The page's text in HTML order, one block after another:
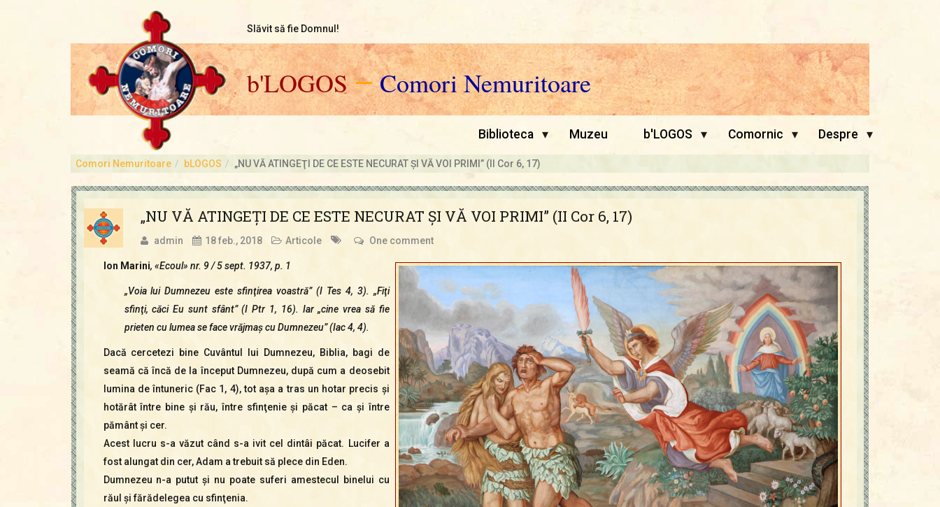
Slăvit să fie Domnul!
b'LOGOS—Comori Nemuritoare
Biblioteca ▾ Muzeu b'LOGOS ▾ Comornic ▾ Despre ▾
Comori Nemuritoare bLOGOS „NU VĂ ATINGEŢI DE CE ESTE NECURAT ŞI VĂ VOI PRIMI” (II Cor 6, 17)
„NU VĂ ATINGEŢI DE CE ESTE NECURAT ŞI VĂ VOI PRIMI” (II Cor 6, 17)
admin 18 feb., 2018 Articole One comment
Ion Marini, «Ecoul» nr. 9 / 5 sept. 1937, p. 1
„Voia lui Dumnezeu este sfinţirea voastră” (I Tes 4, 3). „Fiţi
sfinţi, căci Eu sunt sfânt” (I Ptr 1, 16). Iar „cine vrea să fie
prieten cu lumea se face vrăjmaş cu Dumnezeu” (Iac 4, 4).
Dacă cercetezi bine Cuvântul lui Dumnezeu, Biblia, bagi de
seamă că încă de la început Dumnezeu, după cum a deosebit
lumina de întuneric (Fac 1, 4), tot aşa a tras un hotar precis şi
hotărât între bine şi rău, între sfinţenie şi păcat – ca şi între
pământ şi cer.
Acest lucru s-a văzut când s-a ivit cel dintâi păcat. Lucifer a
fost alungat din cer, Adam a trebuit să plece din Eden.
Dumnezeu n-a putut şi nu poate suferi amestecul binelui cu
răul şi fărădelegea cu sfinţenia.